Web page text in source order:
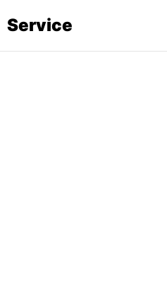
Service